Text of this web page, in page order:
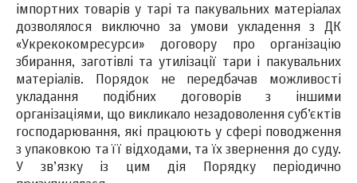
імпортних товарів у тарі та пакувальних матеріалах
дозволялося виключно за умови укладення з ДК
«Укрекокомресурси» договору про організацію
збирання, заготівлі та утилізації тари і пакувальних
матеріалів. Порядок не передбачав можливості
укладання подібних договорів з іншими
організаціями, що викликало незадоволення суб’єктів
господарювання, які працюють у сфері поводження
з упаковкою та її відходами, та їх звернення до суду.
У зв’язку із цим дія Порядку періодично